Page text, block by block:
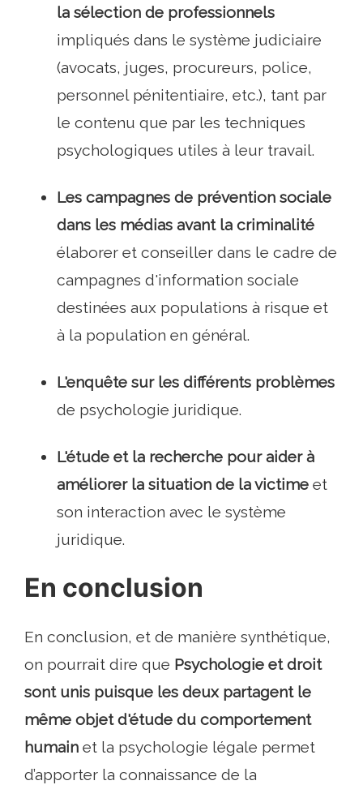
la sélection de professionnels
impliqués dans le système judiciaire
(avocats, juges, procureurs, police,
personnel pénitentiaire, etc.), tant par
le contenu que par les techniques
psychologiques utiles à leur travail.
Les campagnes de prévention sociale
dans les médias avant la criminalité
élaborer et conseiller dans le cadre de
campagnes d'information sociale
destinées aux populations à risque et
à la population en général.
L'enquête sur les différents problèmes
de psychologie juridique.
L'étude et la recherche pour aider à
améliorer la situation de la victime et
son interaction avec le système
juridique.
En conclusion
En conclusion, et de manière synthétique,
on pourrait dire que Psychologie et droit
sont unis puisque les deux partagent le
même objet d'étude du comportement
humain et la psychologie légale permet
d’apporter la connaissance de la